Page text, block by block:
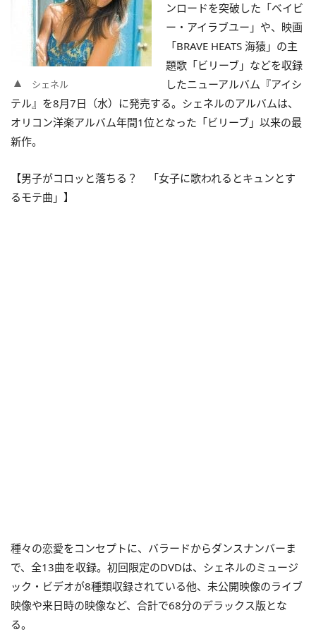
シェネル
ンロードを突破した「ベイビ
ー・アイラブユー」や、映画
「BRAVE HEATS 海猿」の主
題歌「ビリーブ」などを収録
したニューアルバム『アイシ
テル』を8月7日（水）に発売する。シェネルのアルバムは、
オリコン洋楽アルバム年間1位となった「ビリーブ」以来の最
新作。
【男子がコロッと落ちる？ 「女子に歌われるとキュンとす
るモテ曲」】
種々の恋愛をコンセプトに、バラードからダンスナンバーま
で、全13曲を収録。初回限定のDVDは、シェネルのミュージ
ック・ビデオが8種類収録されている他、未公開映像のライブ
映像や来日時の映像など、合計で68分のデラックス版とな
る。